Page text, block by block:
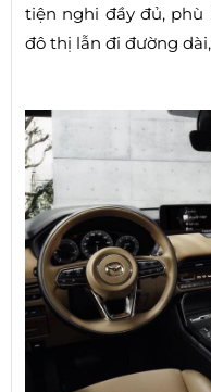
tiện nghi đầy đủ, phù
đô thị lẫn đi đường